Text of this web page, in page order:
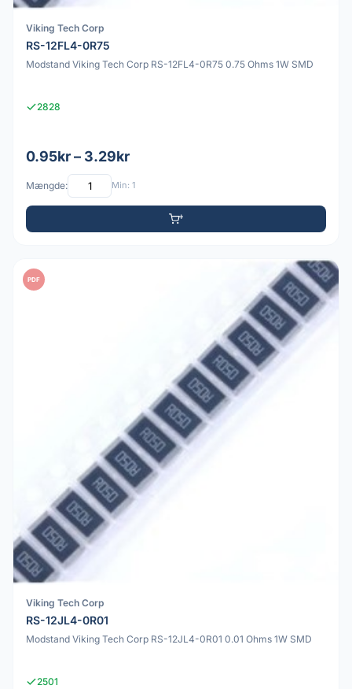
Viking Tech Corp
RS-12FL4-0R75
Modstand Viking Tech Corp RS-12FL4-0R75 0.75 Ohms 1W SMD
2828
0.95kr – 3.29kr
Mængde: Min: 1
PDF
Viking Tech Corp
RS-12JL4-0R01
Modstand Viking Tech Corp RS-12JL4-0R01 0.01 Ohms 1W SMD
2501